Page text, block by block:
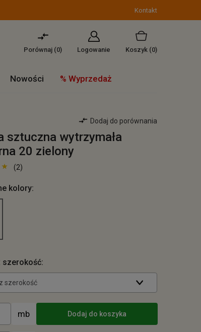
Kontakt
Porównaj (0) Logowanie Koszyk (0)
Nowości % Wyprzedaż
Dodaj do porównania
sztuczna wytrzymała
20 zielony
(2)
kolory:
szerokość:
szerokość
Dodaj do koszyka